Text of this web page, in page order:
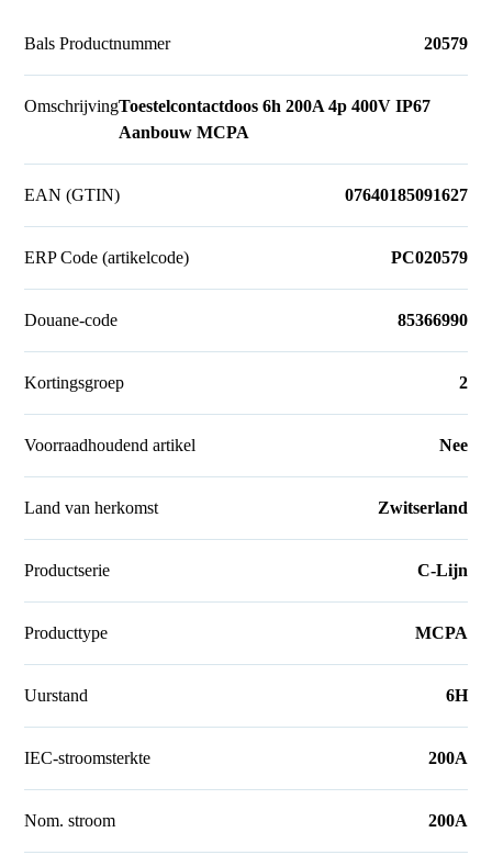
Bals Productnummer 20579
OmschrijvingToestelcontactdoos 6h 200A 4p 400V IP67
Aanbouw MCPA
EAN (GTIN) 07640185091627
ERP Code (artikelcode) PC020579
Douane-code 85366990
Kortingsgroep 2
Voorraadhoudend artikel Nee
Land van herkomst Zwitserland
Productserie C-Lijn
Producttype MCPA
Uurstand 6H
IEC-stroomsterkte 200A
Nom. stroom 200A